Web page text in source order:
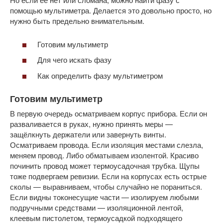
помощью мультиметра. Делается это довольно просто, но
нужно быть предельно внимательным.
Готовим мультиметр
Для чего искать фазу
Как определить фазу мультиметром
Готовим мультиметр
В первую очередь осматриваем корпус прибора. Если он
разваливается в руках, нужно принять меры —
защёлкнуть держатели или завернуть винты.
Осматриваем провода. Если изоляция местами слезла,
меняем провод. Либо обматываем изолентой. Красиво
починить провод может термоусадочная трубка. Щупы
тоже подвергаем ревизии. Если на корпусах есть острые
сколы — выравниваем, чтобы случайно не пораниться.
Если видны токонесущие части — изолируем любыми
подручными средствами — изоляционной лентой,
клеевым пистолетом, термоусадкой подходящего